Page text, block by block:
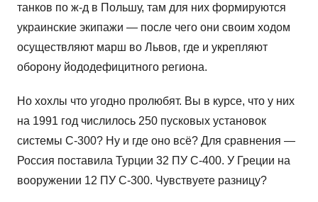
танков по ж-д в Польшу, там для них формируются
украинские экипажи — после чего они своим ходом
осуществляют марш во Львов, где и укрепляют
оборону йододефицитного региона.
Но хохлы что угодно пролюбят. Вы в курсе, что у них
на 1991 год числилось 250 пусковых установок
системы С-300? Ну и где оно всё? Для сравнения —
Россия поставила Турции 32 ПУ С-400. У Греции на
вооружении 12 ПУ С-300. Чувствуете разницу?